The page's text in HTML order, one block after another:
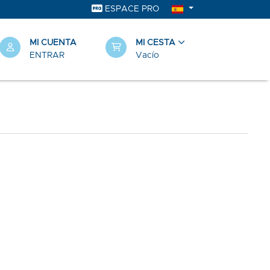
ESPACE PRO
MI CUENTA
ENTRAR
MI CESTA
Vacío